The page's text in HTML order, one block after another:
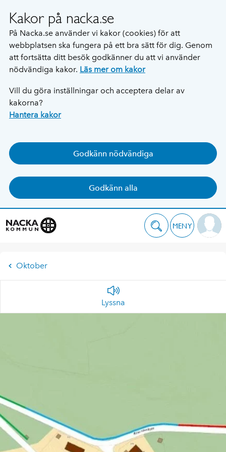
Kakor på nacka.se
På Nacka.se använder vi kakor (cookies) för att
webbplatsen ska fungera på ett bra sätt för dig. Genom
att fortsätta ditt besök godkänner du att vi använder
nödvändiga kakor. Läs mer om kakor
Vill du göra inställningar och acceptera delar av
kakorna?
Hantera kakor
Godkänn nödvändiga
Godkänn alla
MENY
Oktober
Lyssna